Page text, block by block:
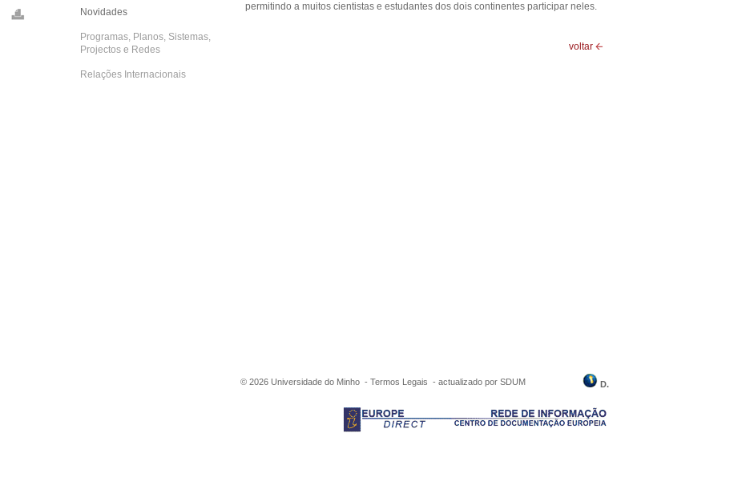
Novidades
Programas, Planos, Sistemas,
Projectos e Redes
Relações Internacionais
permitindo a muitos cientistas e estudantes dos dois continentes participar neles.
voltar
© 2026 Universidade do Minho - Termos Legais - actualizado por SDUM D.